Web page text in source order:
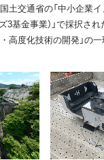
土交通省の「中小企業
3基金事業）」で採択さ
高度化技術の開発」の一